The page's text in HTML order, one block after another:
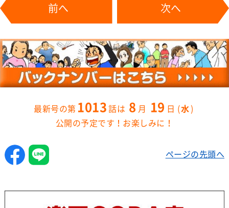
前へ 次へ
1013 8 19
水
公開の予定です！お楽しみに！
ページの先頭へ